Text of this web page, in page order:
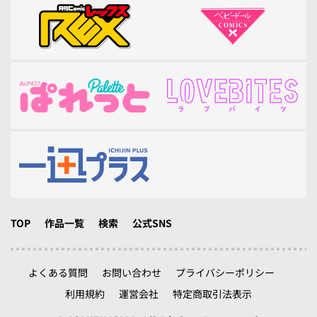
TOP 作品一覧 検索 公式SNS
よくある質問 お問い合わせ
プライバシーポリシー
利用規約
運営会社 特定商取引法表示